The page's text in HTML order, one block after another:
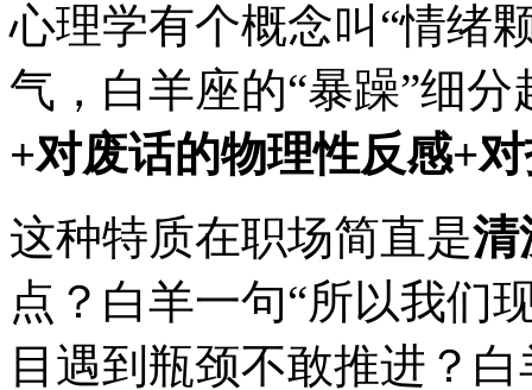
心理学有个概念叫“情
气，白羊座的“暴躁”细
+对废话的物理性反感+
这种特质在职场简直是清
点？白羊一句“所以我们
目遇到瓶颈不敢推进？